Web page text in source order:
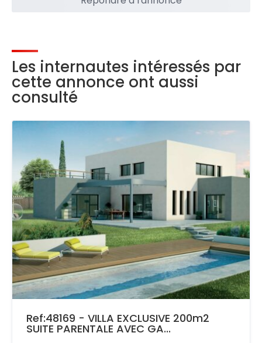
Les internautes intéressés par
cette annonce ont aussi
consulté
Ref:48169 - VILLA EXCLUSIVE 200m2
SUITE PARENTALE AVEC GA...